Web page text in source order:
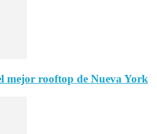
mejor rooftop de Nueva York